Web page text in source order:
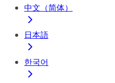
中文（简体）
日本語
한국어